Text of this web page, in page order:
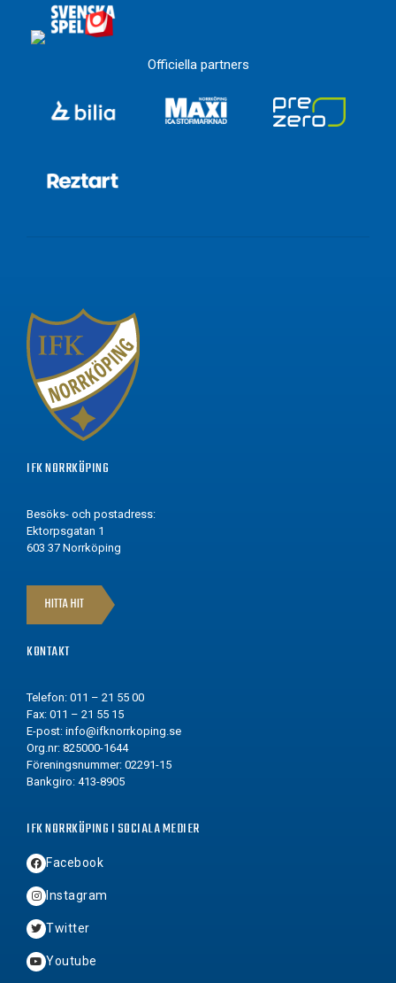
Officiella partners
IFK NORRKÖPING
Besöks- och postadress:
Ektorpsgatan 1
603 37 Norrköping
HITTA HIT
KONTAKT
Telefon: 011 – 21 55 00
Fax: 011 – 21 55 15
E-post: info@ifknorrkoping.se
Org.nr: 825000-1644
Föreningsnummer: 02291-15
Bankgiro: 413-8905
IFK NORRKÖPING I SOCIALA MEDIER
Facebook
Instagram
Twitter
Youtube